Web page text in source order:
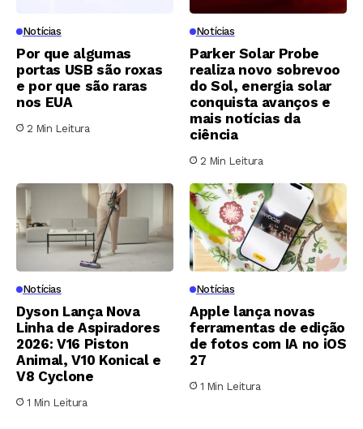
Notícias
Por que algumas
portas USB são roxas
e por que são raras
nos EUA
2 Min Leitura
Notícias
Parker Solar Probe
realiza novo sobrevoo
do Sol, energia solar
conquista avanços e
mais notícias da
ciência
2 Min Leitura
Notícias
Dyson Lança Nova
Linha de Aspiradores
2026: V16 Piston
Animal, V10 Konical e
V8 Cyclone
1 Min Leitura
Notícias
Apple lança novas
ferramentas de edição
de fotos com IA no iOS
27
1 Min Leitura